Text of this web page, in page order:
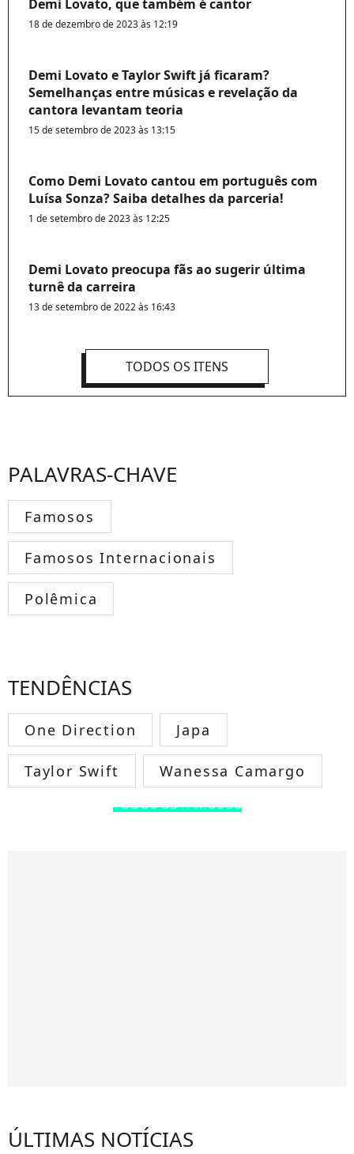
Demi Lovato, que também é cantor
18 de dezembro de 2023 às 12:19
Demi Lovato e Taylor Swift já ficaram?
Semelhanças entre músicas e revelação da
cantora levantam teoria
15 de setembro de 2023 às 13:15
Como Demi Lovato cantou em português com
Luísa Sonza? Saiba detalhes da parceria!
1 de setembro de 2023 às 12:25
Demi Lovato preocupa fãs ao sugerir última
turnê da carreira
13 de setembro de 2022 às 16:43
TODOS OS ITENS
PALAVRAS-CHAVE
Famosos
Famosos Internacionais
Polêmica
TENDÊNCIAS
One Direction Japa
Taylor Swift Wanessa Camargo
TODOS OS FAMOSOS
ÚLTIMAS NOTÍCIAS